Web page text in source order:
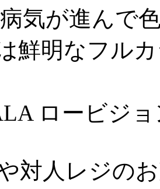
気が進んで
鮮明なフル
ロービジョ
対人レジの